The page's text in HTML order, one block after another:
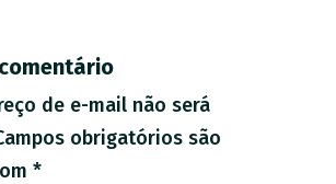
de e-mail não será
obrigatórios são
*